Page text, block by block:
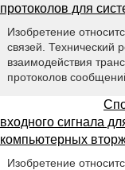
протоколов для
Изобретение
связей. Технический
взаимодействия
протоколов
входного сигнала
компьютерных
Изобретение